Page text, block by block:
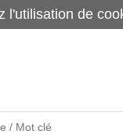
l'utilisation de